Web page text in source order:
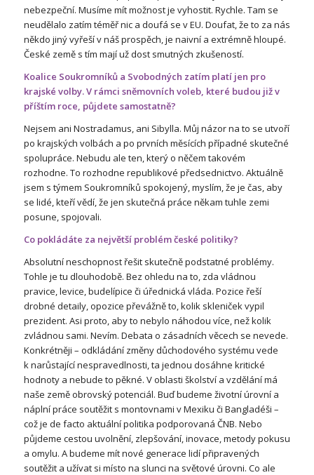
nebezpeční. Musíme mít možnost je vyhostit. Rychle. Tam se
neudělalo zatím téměř nic a doufá se v EU. Doufat, že to za nás
někdo jiný vyřeší v náš prospěch, je naivní a extrémně hloupé.
České země s tím mají už dost smutných zkušeností.
Koalice Soukromníků a Svobodných zatím platí jen pro
krajské volby. V rámci sněmovních voleb, které budou již v
příštím roce, půjdete samostatně?
Nejsem ani Nostradamus, ani Sibylla. Můj názor na to se utvoří
po krajských volbách a po prvních měsících případné skutečné
spolupráce. Nebudu ale ten, který o něčem takovém
rozhodne. To rozhodne republikové předsednictvo. Aktuálně
jsem s týmem Soukromníků spokojený, myslím, že je čas, aby
se lidé, kteří vědí, že jen skutečná práce někam tuhle zemi
posune, spojovali.
Co pokládáte za největší problém české politiky?
Absolutní neschopnost řešit skutečně podstatné problémy.
Tohle je tu dlouhodobě. Bez ohledu na to, zda vládnou
pravice, levice, budelípice či úřednická vláda. Pozice řeší
drobné detaily, opozice převážně to, kolik skleniček vypil
prezident. Asi proto, aby to nebylo náhodou více, než kolik
zvládnou sami. Nevím. Debata o zásadních věcech se nevede.
Konkrétněji – odkládání změny důchodového systému vede
k narůstající nespravedlnosti, ta jednou dosáhne kritické
hodnoty a nebude to pěkné. V oblasti školství a vzdělání má
naše země obrovský potenciál. Buď budeme životní úrovní a
náplní práce soutěžit s montovnami v Mexiku či Bangladéši –
což je de facto aktuální politika podporovaná ČNB. Nebo
půjdeme cestou uvolnění, zlepšování, inovace, metody pokusu
a omylu. A budeme mít nové generace lidí připravených
soutěžit a užívat si místo na slunci na světové úrovni. Co ale